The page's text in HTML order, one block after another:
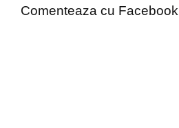
Comenteaza cu Facebook